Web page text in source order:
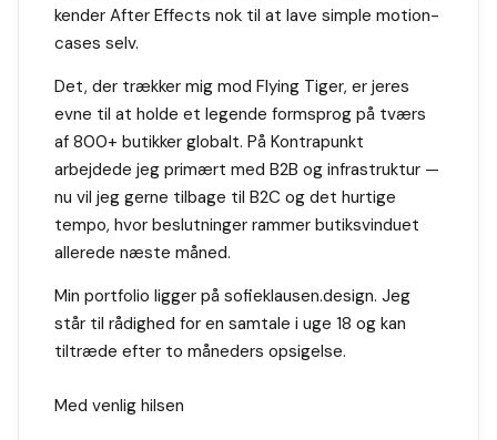
kender After Effects nok til at lave simple motion-
cases selv.
Det, der trækker mig mod Flying Tiger, er jeres
evne til at holde et legende formsprog på tværs
af 800+ butikker globalt. På Kontrapunkt
arbejdede jeg primært med B2B og infrastruktur —
nu vil jeg gerne tilbage til B2C og det hurtige
tempo, hvor beslutninger rammer butiksvinduet
allerede næste måned.
Min portfolio ligger på sofieklausen.design. Jeg
står til rådighed for en samtale i uge 18 og kan
tiltræde efter to måneders opsigelse.
Med venlig hilsen